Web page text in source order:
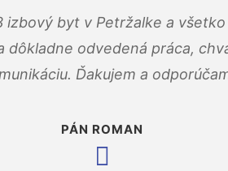
izbový byt v Petržalke a
dôkladne odvedená práca,
Ďakujem a
PÁN ROMAN